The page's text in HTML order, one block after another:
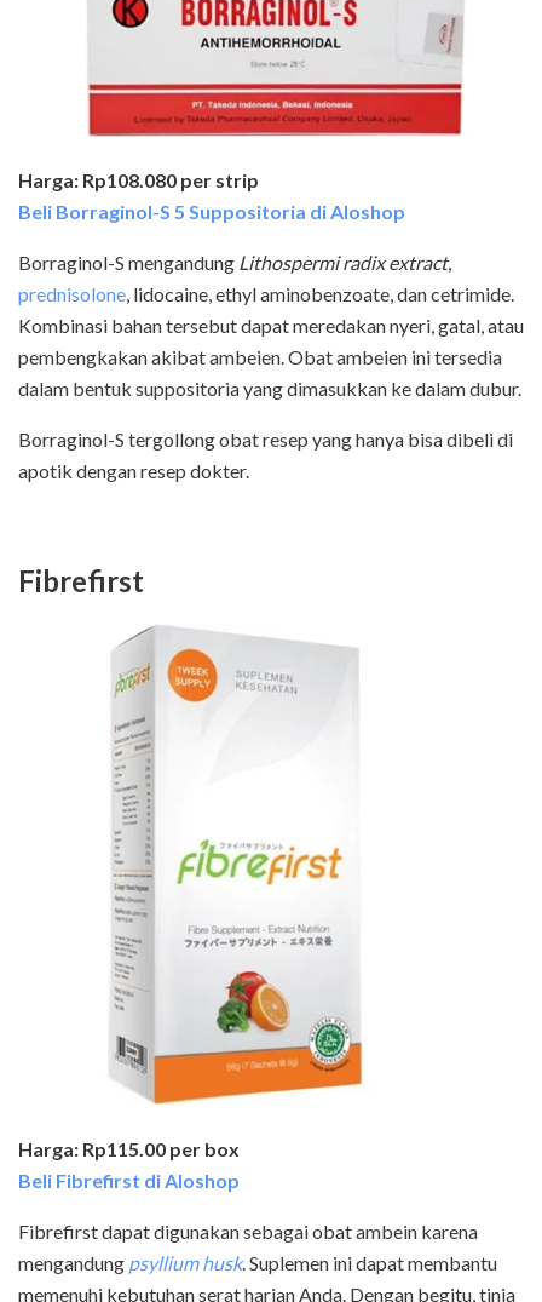
Harga: Rp108.080 per strip
Beli Borraginol-S 5 Suppositoria di Aloshop
Borraginol-S mengandung Lithospermi radix extract,
prednisolone, lidocaine, ethyl aminobenzoate, dan cetrimide.
Kombinasi bahan tersebut dapat meredakan nyeri, gatal, atau
pembengkakan akibat ambeien. Obat ambeien ini tersedia
dalam bentuk suppositoria yang dimasukkan ke dalam dubur.
Borraginol-S tergollong obat resep yang hanya bisa dibeli di
apotik dengan resep dokter.
Fibrefirst
Harga: Rp115.00 per box
Beli Fibrefirst di Aloshop
Fibrefirst dapat digunakan sebagai obat ambein karena
mengandung psyllium husk.Suplemen ini dapat membantu
memenuhi kebutuhan serat harian Anda. Dengan begitu, tinja